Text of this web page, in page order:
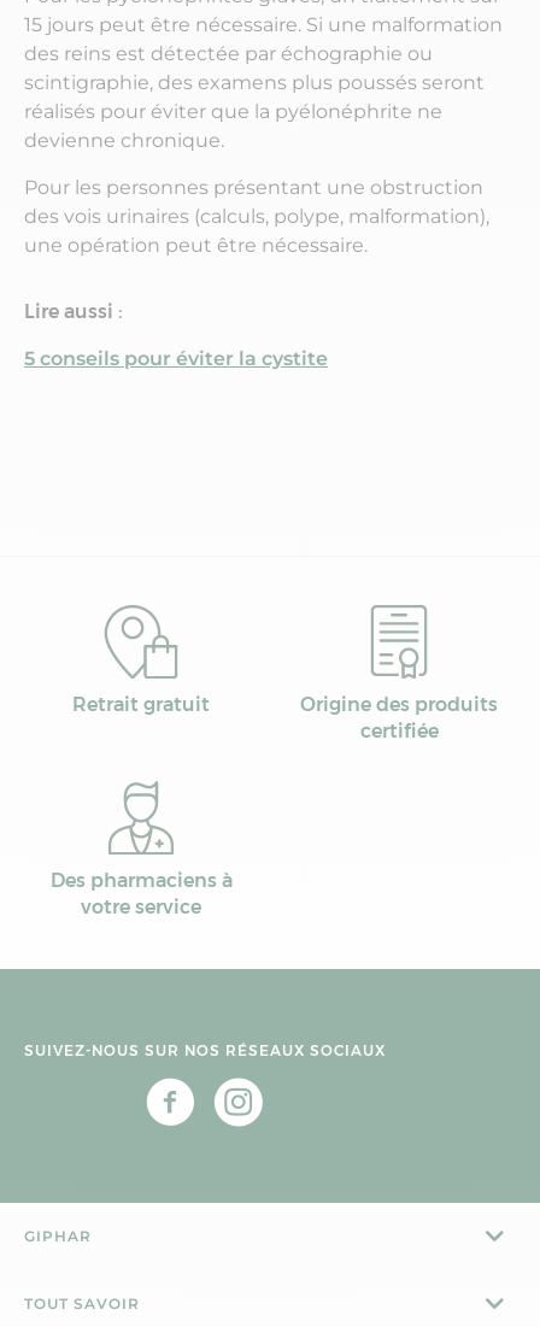
15 jours peut être nécessaire. Si une malformation
des reins est détectée par échographie ou
scintigraphie, des examens plus poussés seront
réalisés pour éviter que la pyélonéphrite ne
devienne chronique.
Pour les personnes présentant une obstruction
des vois urinaires (calculs, polype, malformation),
une opération peut être nécessaire.
Lire aussi :
5 conseils pour éviter la cystite
Retrait gratuit
Origine des produits
certifiée
Des pharmaciens à
votre service
SUIVEZ-NOUS SUR NOS RÉSEAUX SOCIAUX
GIPHAR
TOUT SAVOIR